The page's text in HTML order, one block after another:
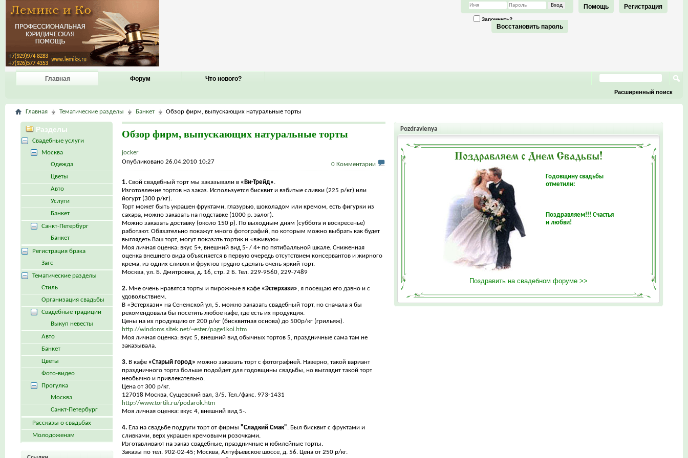
Регистрация
Помощь
Запомнить?
Восстановить пароль
Главная Форум Что нового?
Расширенный поиск
Главная Тематические разделы Банкет Обзор фирм, выпускающих натуральные торты
Обзор фирм, выпускающих натуральные торты
jocker
Опубликовано 26.04.2010 10:27
0 Комментарии
1. Свой свадебный торт мы заказывали в «Ви-Трейд».
Изготовление тортов на заказ. Используется бисквит и взбитые сливки (225 р/кг) или
йогурт (300 р/кг).
Торт может быть украшен фруктами, глазурью, шоколадом или кремом, есть фигурки из
сахара, можно заказать на подставке (1000 р. залог).
Можно заказать доставку (около 150 р). По выходным дням (суббота и воскресенье)
работают. Обязательно покажут много фотографий, по которым можно выбрать как будет
выглядеть Ваш торт, могут показать тортик и «вживую».
Моя личная оценка: вкус 5+, внешний вид 5- / 4+ по пятибалльной шкале. Сниженная
оценка внешнего вида объясняется в первую очередь отсутствием консервантов и жирного
крема, из одних сливок и фруктов трудно сделать очень яркий торт.
Москва, ул. Б. Дмитровка, д. 16, стр. 2 Б. Тел. 229-9560, 229-7489
2.Мне очень нравятся торты и пирожные в кафе «Эстерхази» , я посещаю его давно и с
удовольствием.
В «Эстерхази» на Сенежской ул, 5. можно заказать свадебный торт, но сначала я бы
рекомендовала бы посетить любое кафе, где есть их продукция.
Цены на их продукцию от 200 р/кг (бисквитная основа) до 500р/кг (грильяж).
http://windoms.sitek.net/~ester/page1koi.htm
Моя личная оценка: вкус 5, внешний вид обычных тортов 5, праздничные сама там не
заказывала.
3. В кафе «Старый город» можно заказать торт с фотографией. Наверно, такой вариант
праздничного торта больше подойдет для годовщины свадьбы, но выглядит такой торт
необычно и привлекательно.
Цена от 300 р/кг.
127018 Москва, Сущевский вал, 3/5. Тел./факс. 973-1431
http://www.tortik.ru/podarok.htm
Моя личная оценка: вкус 4, внешний вид 5-.
4.Ела на свадьбе подруги торт от фирмы "Сладкий Смак". Был бисквит с фруктами и
сливками, верх украшен кремовыми розочками.
Изготавливают на заказ свадебные, праздничные и юбилейные торты.
Заказы по тел. 902-02-45; Москва, Алтуфьевское шоссе, д. 56. Цена от 250 р/кг.
Pozdravlenya
Годовщину свадьбы
отметили:
Поздравляем!!! Счастья
и любви!
Поздравить на свадебном форуме >>
Разделы
Свадебные услуги
Москва
Одежда
Цветы
Авто
Услуги
Банкет
Санкт-Петербург
Банкет
Регистрация брака
Загс
Тематические разделы
Стиль
Организация свадьбы
Свадебные традиции
Выкуп невесты
Авто
Банкет
Цветы
Фото-видео
Прогулка
Москва
Санкт-Петербург
Рассказы о свадьбах
Молодоженам